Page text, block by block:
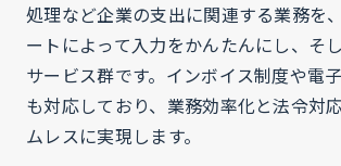
処理など企業の支出に関連する業務を
ートによって入力をかんたんにし、そ
サービス群です。インボイス制度や電
も対応しており、業務効率化と法令対
ムレスに実現します。